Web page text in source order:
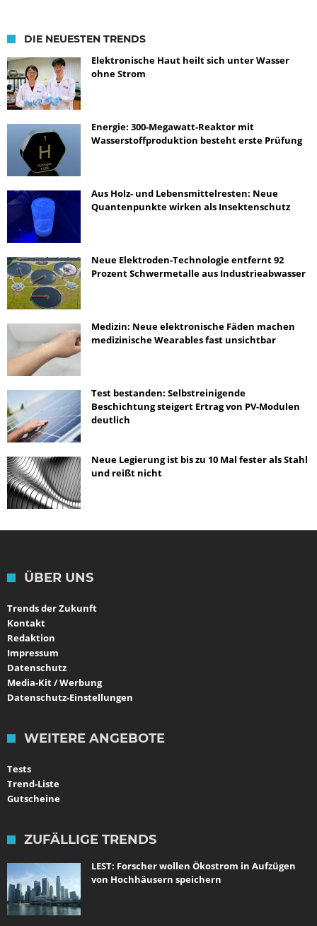
DIE NEUESTEN TRENDS
Elektronische Haut heilt sich unter Wasser
ohne Strom
Energie: 300-Megawatt-Reaktor mit
Wasserstoffproduktion besteht erste Prüfung
Aus Holz- und Lebensmittelresten: Neue
Quantenpunkte wirken als Insektenschutz
Neue Elektroden-Technologie entfernt 92
Prozent Schwermetalle aus Industrieabwasser
Medizin: Neue elektronische Fäden machen
medizinische Wearables fast unsichtbar
Test bestanden: Selbstreinigende
Beschichtung steigert Ertrag von PV-Modulen
deutlich
Neue Legierung ist bis zu 10 Mal fester als Stahl
und reißt nicht
ÜBER UNS
Trends der Zukunft
Kontakt
Redaktion
Impressum
Datenschutz
Media-Kit / Werbung
Datenschutz-Einstellungen
WEITERE ANGEBOTE
Tests
Trend-Liste
Gutscheine
ZUFÄLLIGE TRENDS
LEST: Forscher wollen Ökostrom in Aufzügen
von Hochhäusern speichern